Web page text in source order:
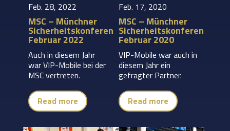
Feb. 28, 2022
MSC – Münchner
Sicherheitskonferenz:
Februar 2022
Auch in diesem Jahr
war VIP-Mobile bei der
MSC vertreten.
Read more
Feb. 17, 2020
MSC – Münchner
Sicherheitskonferenz:
Februar 2020
VIP-Mobile war auch in
diesem Jahr ein
gefragter Partner.
Read more